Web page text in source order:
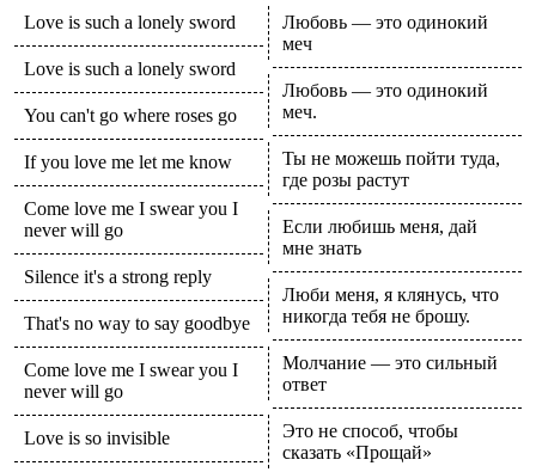
Love is such a lonely sword
Love is such a lonely sword
You can't go where roses go
If you love me let me know
Come love me I swear you I
never will go
Silence it's a strong reply
That's no way to say goodbye
Come love me I swear you I
never will go
Love is so invisible
Любовь — это одинокий
меч
Любовь — это одинокий
меч.
Ты не можешь пойти туда,
где розы растут
Если любишь меня, дай
мне знать
Люби меня, я клянусь, что
никогда тебя не брошу.
Молчание — это сильный
ответ
Это не способ, чтобы
сказать «Прощай»